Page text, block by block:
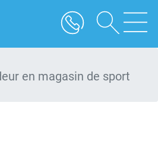
en magasin de sport